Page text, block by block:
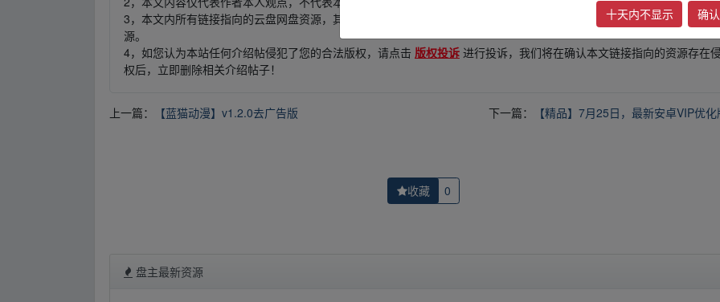
3，本文内所有链接指向的云盘网盘资源，其版权归版权方所有！其实际管理权为帖子发布者所有，本站无法操作相关资
源。
4，如您认为本站任何介绍帖侵犯了您的合法版权，请点击 版权投诉 进行投诉，我们将在确认本文链接指向的资源存在
权后，立即删除相关介绍帖子！
上一篇： 【蓝猫动漫】v1.2.0去广告版 下一篇： 【精品】7月25日，最新安卓VIP优化
收藏 0
盘主最新资源
十天内不显示 确认